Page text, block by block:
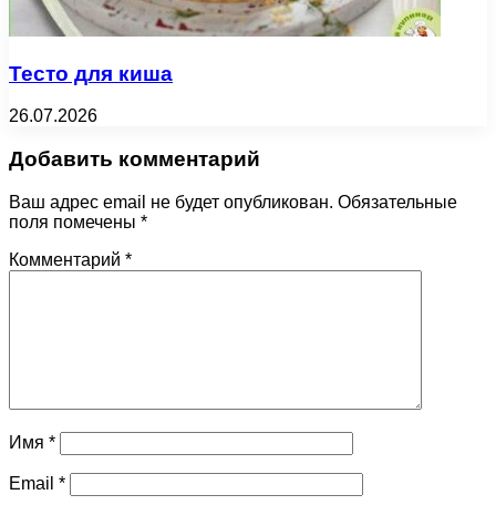
Тесто для киша
26.07.2026
Добавить комментарий
Ваш адрес email не будет опубликован. Обязательные
поля помечены *
Комментарий *
Имя *
Email *